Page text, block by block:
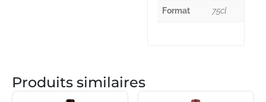
Format 75cl
Produits similaires